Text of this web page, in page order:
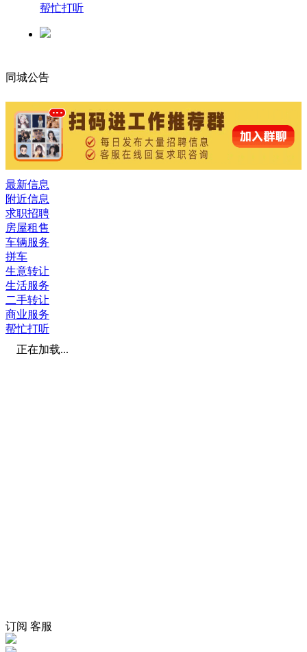
帮忙打听
同城公告
最新信息
附近信息
求职招聘
房屋租售
车辆服务
拼车
生意转让
生活服务
二手转让
商业服务
帮忙打听
正在加载...
订阅 客服